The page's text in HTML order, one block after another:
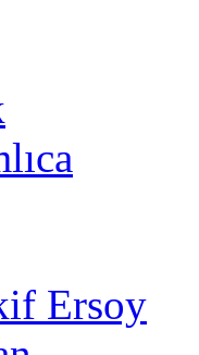
Ersoy